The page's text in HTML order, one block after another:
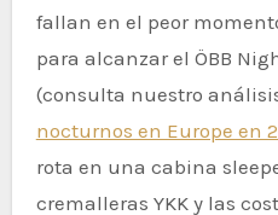
fallan en el peor
para alcanzar el ÖBB
(consulta nuestro
nocturnos en Europe en
rota en una cabina
cremalleras YKK y las